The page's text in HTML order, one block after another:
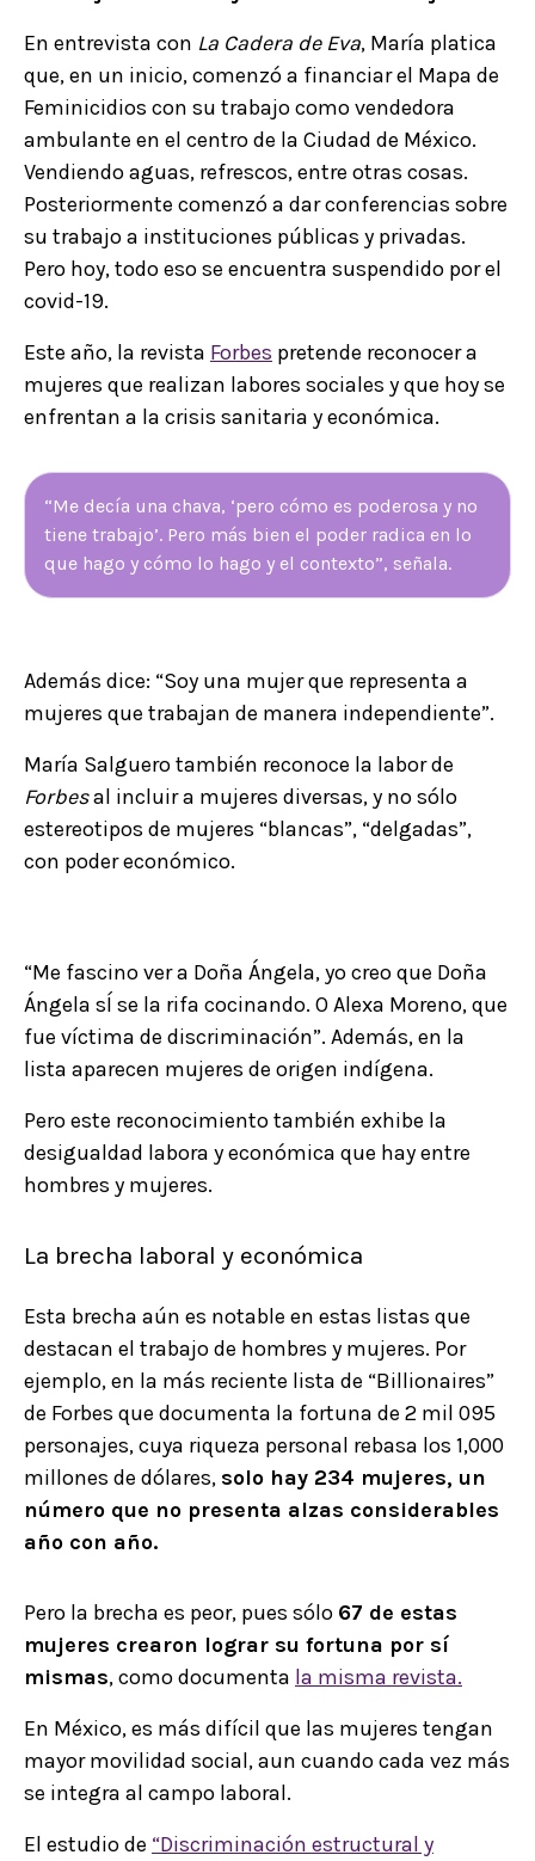
En entrevista con La Cadera de Eva, María platica
que, en un inicio, comenzó a financiar el Mapa de
Feminicidios con su trabajo como vendedora
ambulante en el centro de la Ciudad de México.
Vendiendo aguas, refrescos, entre otras cosas.
Posteriormente comenzó a dar conferencias sobre
su trabajo a instituciones públicas y privadas.
Pero hoy, todo eso se encuentra suspendido por el
covid-19.
Este año, la revista Forbes pretende reconocer a
mujeres que realizan labores sociales y que hoy se
enfrentan a la crisis sanitaria y económica.
“Me decía una chava, ‘pero cómo es poderosa y no
tiene trabajo’. Pero más bien el poder radica en lo
que hago y cómo lo hago y el contexto”, señala.
Además dice: “Soy una mujer que representa a
mujeres que trabajan de manera independiente”.
María Salguero también reconoce la labor de
Forbesal incluir a mujeres diversas, y no sólo
estereotipos de mujeres “blancas”, “delgadas”,
con poder económico.
“Me fascino ver a Doña Ángela, yo creo que Doña
Ángela sÍ se la rifa cocinando. O Alexa Moreno, que
fue víctima de discriminación”. Además, en la
lista aparecen mujeres de origen indígena.
Pero este reconocimiento también exhibe la
desigualdad labora y económica que hay entre
hombres y mujeres.
La brecha laboral y económica
Esta brecha aún es notable en estas listas que
destacan el trabajo de hombres y mujeres. Por
ejemplo, en la más reciente lista de “Billionaires”
de Forbes que documenta la fortuna de 2 mil 095
personajes, cuya riqueza personal rebasa los 1,000
millones de dólares, solo hay 234 mujeres, un
número que no presenta alzas considerables
año con año.
Pero la brecha es peor, pues sólo 67 de estas
mujeres crearon lograr su fortuna por sí
mismas, como documenta la misma revista.
En México, es más difícil que las mujeres tengan
mayor movilidad social, aun cuando cada vez más
se integra al campo laboral.
El estudio de “Discriminación estructural y